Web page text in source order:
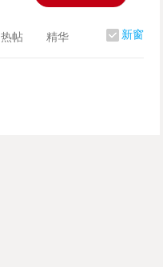
新窗
热帖 精华